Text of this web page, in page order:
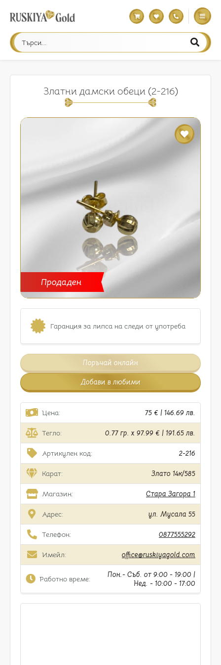
Златни дамски обеци (2-216)
Продаден
Гаранция за липса на следи от употреба
Поръчай онлайн
Добави в любими
Цена: 75 € | 146.69 лв.
Тегло: 0.77 гр. x 97.99 € | 191.65 лв.
Артикулен код: 2-216
Карат: Злато 14к/585
Магазин: Стара Загора 1
Адрес: ул. Мусала 55
Телефон: 0877555292
Имейл: office@ruskiyagold.com
Работно време:
Пон.- Съб. от 9:00 - 19:00 |
Нед. - 10:00 - 17:00